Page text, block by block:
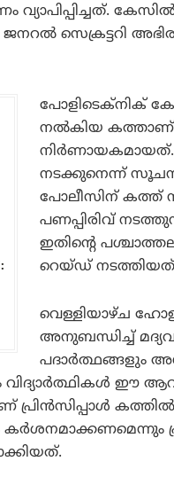
സെക്രട്ടറി
പോളിടെക്‌നിക്
നൽകിയ കത്താണ്
നിർണായകമായത്.
നടക്കുനെന്ന് സൂചന
പോലീസിന് കത്ത്
പണപ്പിരിവ്
ഇതിന്റെ
റെയ്ഡ്
വെള്ളിയാഴ്ച
അനുബന്ധിച്ച്
പദാർത്ഥങ്ങളും
വിദ്യാർത്ഥികൾ ഈ
പ്രിൻസിപ്പാൾ